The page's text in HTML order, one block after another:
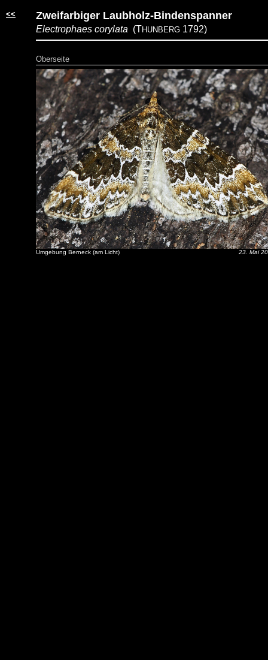
<< Zweifarbiger Laubholz-Bindenspanner
Electrophaes corylata (THUNBERG 1792)
Oberseite
Umgebung Berneck (am Licht) 23. Mai